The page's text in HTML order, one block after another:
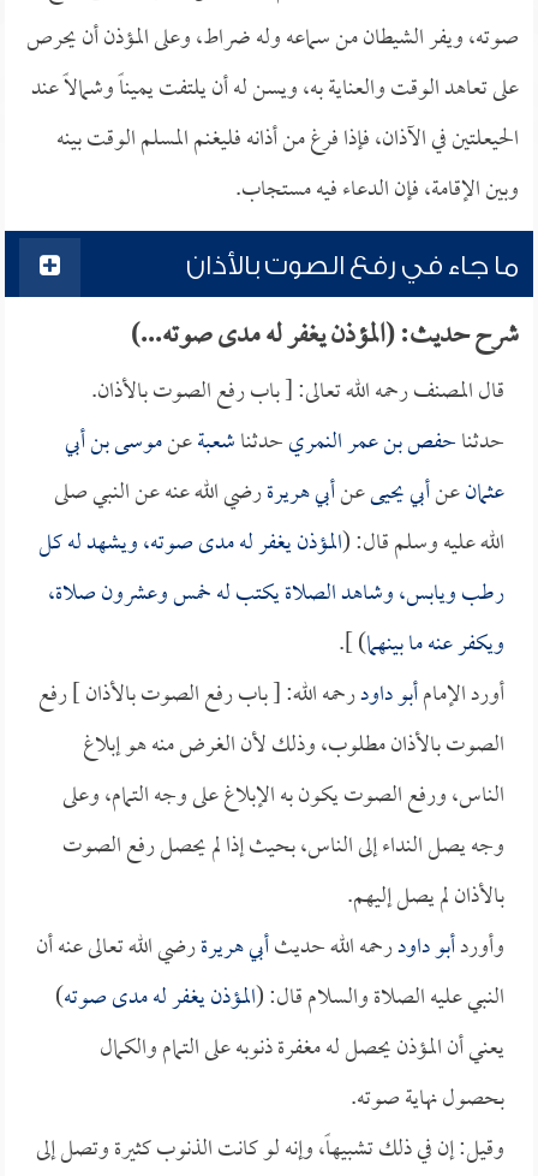
صوته، ويفر الشيطان من سماعه وله ضراط، وعلى المؤذن أن يحرص
على تعاهد الوقت والعناية به، ويسن له أن يلتفت يميناً وشمالاً عند
الحيعلتين في الآذان، فإذا فرغ من أذانه فليغنم المسلم الوقت بينه
وبين الإقامة، فإن الدعاء فيه مستجاب.
ما جاء في رفع الصوت بالأذان
شرح حديث: (المؤذن يغفر له مدى صوته...)
قال المصنف رحمه الله تعالى: [ باب رفع الصوت بالأذان.
حدثناحفص بن عمر النمريحدثناشعبةعنموسى بن أبي
عثمانعنأبي يحيىعنأبي هريرةرضي الله عنه عن النبي صلى
الله عليه وسلم قال: (المؤذن يغفر له مدى صوته، ويشهد له كل
رطب ويابس، وشاهد الصلاة يكتب له خمس وعشرون صلاة،
ويكفر عنه ما بينهما) ].
أورد الإمامأبو داودرحمه الله: [ باب رفع الصوت بالأذان ] رفع
الصوت بالأذان مطلوب، وذلك لأن الغرض منه هو إبلاغ
الناس، ورفع الصوت يكون به الإبلاغ على وجه التمام، وعلى
وجه يصل النداء إلى الناس، بحيث إذا لم يحصل رفع الصوت
بالأذان لم يصل إليهم.
وأوردأبو داودرحمه الله حديثأبي هريرةرضي الله تعالى عنه أن
النبي عليه الصلاة والسلام قال: (المؤذن يغفر له مدى صوته)
يعني أن المؤذن يحصل له مغفرة ذنوبه على التمام والكمال
بحصول نهاية صوته.
وقيل: إن في ذلك تشبيهاً، وإنه لو كانت الذنوب كثيرة وتصل إلى